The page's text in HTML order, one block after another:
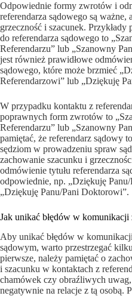
Odpowiednie formy zwrotów i
referendarza sądowego są
grzeczność i szacunek.
do referendarza sądowego to
Referendarzu” lub „Szanowny
jest również prawidłowe
sądowego, które może brzmieć
Referendarzowi” lub „Dziękuję
W przypadku kontaktu z
poprawnych form zwrotów to
Referendarzu” lub „Szanowny
pamiętać, że referendarz sądowy
sędziom w prowadzeniu spraw
zachowanie szacunku i
odmówienie tytułu referendarza
odpowiednie, np. „Dziękuję
„Dziękuję Panu/Pani Doktorowi”.
Jak unikać błędów w komunikacji
Aby unikać błędów w
sądowym, warto przestrzegać
pierwsze, należy pamiętać o
i szacunku w kontaktach z
chamówek czy obraźliwych
negatywnie na relacje z tą osobą.